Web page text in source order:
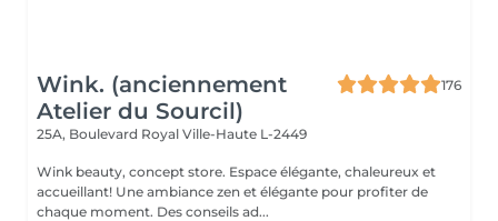
Wink. (anciennement
Atelier du Sourcil)
176
25A, Boulevard Royal Ville-Haute L-2449
Wink beauty, concept store. Espace élégante, chaleureux et
accueillant! Une ambiance zen et élégante pour profiter de
chaque moment. Des conseils ad...